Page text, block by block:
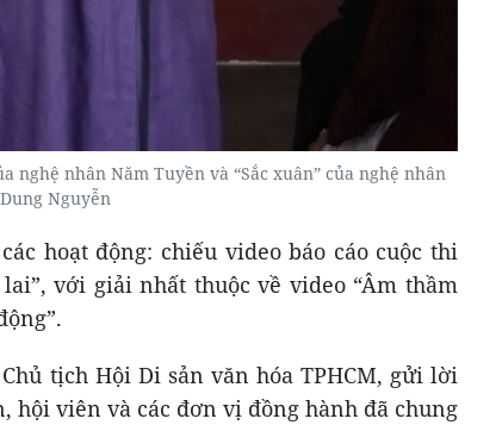
nghệ nhân Năm Tuyền và “Sắc xuân” của nghệ nhân
Dung Nguyễn
hoạt động: chiếu video báo cáo cuộc thi
với giải nhất thuộc về video “Âm thầm
tịch Hội Di sản văn hóa TPHCM, gửi lời
hội viên và các đơn vị đồng hành đã chung